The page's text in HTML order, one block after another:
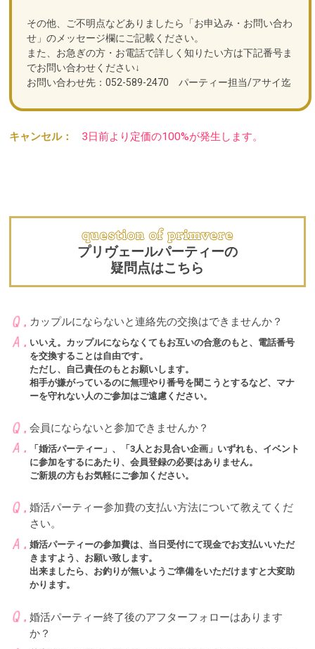
その他、ご不明点などありましたら「お申込み・お問い合わ
せ」のメッセージ欄にご記載ください。
また、お急ぎの方・お電話で詳しく知りたい方は下記番号ま
でお問い合わせください↓
お問い合わせ先：052-589-2470 パーティー担当/アサイ迄
キャンセル： 3日前より定価の100%が発生します。
プリヴェールパーティーの
疑問点はこちら
カップルにならないと連絡先の交換はできませんか？
いいえ。カップルにならなくてもお互いの合意のもと、電話番号
を交換することは自由です。
ただし、自己責任のもとお願いします。
相手が嫌がっているのに無理やり番号を聞こうとするなど、マナ
ーを守れない人のご参加はご遠慮ください。
会員にならないと参加できませんか？
「婚活パーティー」、「3人とお見合い企画」いずれも、イベント
に参加をするにあたり、会員登録の必要はありません。
ご新規の方もお気軽にご参加ください。
婚活パーティー参加費の支払い方法について教えてくだ
さい。
婚活パーティーの参加費は、当日受付にて現金でお支払いいただ
きますよう、お願い致します。
出来ましたら、お釣りが無いようご準備をいただけますと大変助
かります。
婚活パーティー終了後のアフターフォローはあります
か？